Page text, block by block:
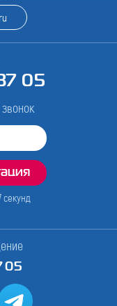
05
секунд
05